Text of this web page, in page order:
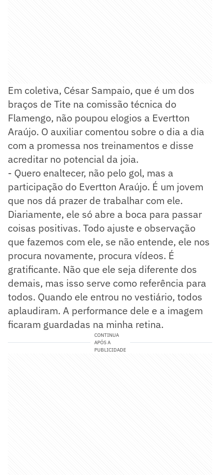
Em coletiva, César Sampaio, que é um dos
braços de Tite na comissão técnica do
Flamengo, não poupou elogios a Evertton
Araújo. O auxiliar comentou sobre o dia a dia
com a promessa nos treinamentos e disse
acreditar no potencial da joia.
- Quero enaltecer, não pelo gol, mas a
participação do Evertton Araújo. É um jovem
que nos dá prazer de trabalhar com ele.
Diariamente, ele só abre a boca para passar
coisas positivas. Todo ajuste e observação
que fazemos com ele, se não entende, ele nos
procura novamente, procura vídeos. É
gratificante. Não que ele seja diferente dos
demais, mas isso serve como referência para
todos. Quando ele entrou no vestiário, todos
aplaudiram. A performance dele e a imagem
ficaram guardadas na minha retina.
CONTINUA
APÓS A
PUBLICIDADE